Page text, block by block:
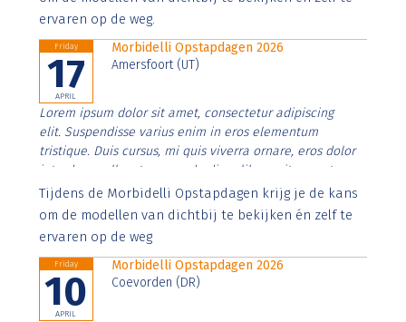
ervaren op de weg.
Friday
17
APRIL
Morbidelli Opstapdagen 2026
Amersfoort (UT)
Lorem ipsum dolor sit amet, consectetur adipiscing
elit. Suspendisse varius enim in eros elementum
tristique. Duis cursus, mi quis viverra ornare, eros dolor
interdum nulla, ut commodo diam libero vitae erat.
Aenean faucibus nibh et justo cursus id rutrum lorem
imperdiet. Nunc ut sem vitae risus tristique posuere.
Tijdens de Morbidelli Opstapdagen krijg je de kans
om de modellen van dichtbij te bekijken én zelf te
ervaren op de weg
Friday
10
APRIL
Morbidelli Opstapdagen 2026
Coevorden (DR)